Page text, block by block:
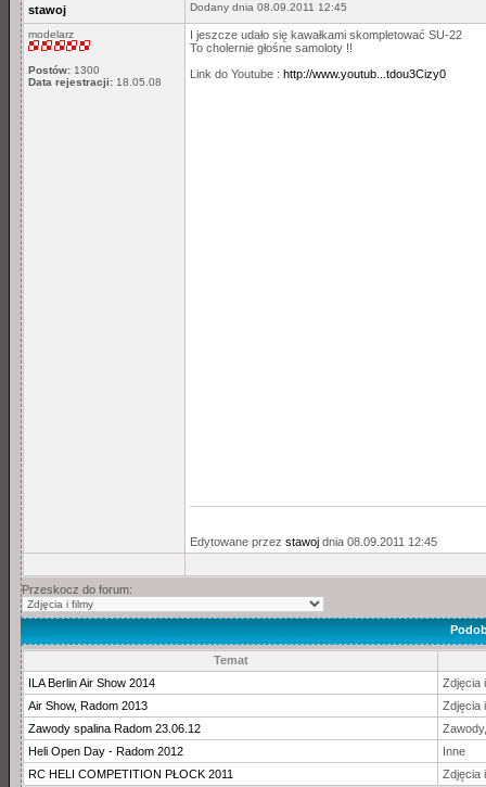
stawoj Dodany dnia 08.09.2011 12:45
modelarz
Postów: 1300
Data rejestracji: 18.05.08
I jeszcze udało się kawałkami skompletować SU-22
To cholernie głośne samoloty !!
Link do Youtube : http://www.youtub...tdou3Cizy0
Edytowane przez stawoj dnia 08.09.2011 12:45
Przeskocz do forum:
Temat
ILA Berlin Air Show 2014
Zdjęcia
Air Show, Radom 2013
Zdjęcia
Zawody spalina Radom 23.06.12
Heli Open Day - Radom 2012
Inne
RC HELI COMPETITION PŁOCK 2011
Zdjęcia